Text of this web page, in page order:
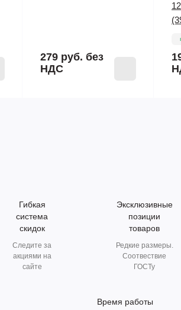
279 руб. без
НДС
Гибкая
система
скидок
Следите за
акциями на
сайте
Эксклюзивные
позиции
товаров
Редкие размеры.
Соотвествие
ГОСТу
Время работы